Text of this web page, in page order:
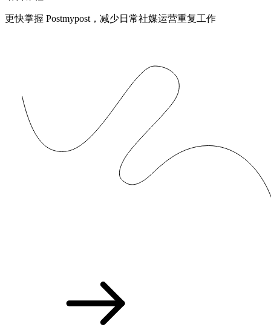
更快掌握 Postmypost，减少日常社媒运营重复工作